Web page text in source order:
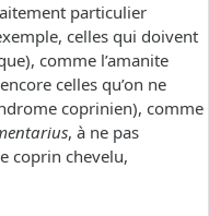
particulier
celles qui doivent
comme l’amanite
celles qu’on ne
coprinien), comme
, à ne pas
coprin chevelu,